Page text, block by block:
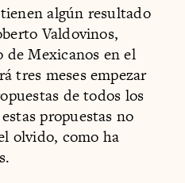
algún resultado
Valdovinos,
Mexicanos en el
tres meses empezar
de todos los
propuestas no
olvido, como ha